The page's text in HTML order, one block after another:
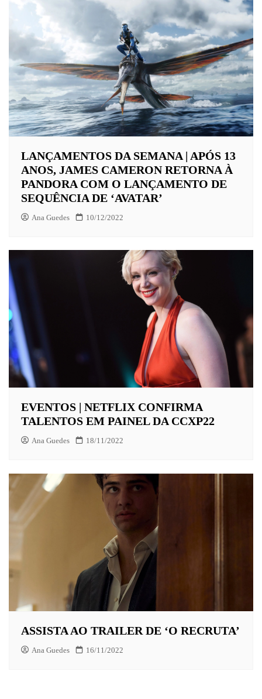
LANÇAMENTOS DA SEMANA | APÓS 13
ANOS, JAMES CAMERON RETORNA À
PANDORA COM O LANÇAMENTO DE
SEQUÊNCIA DE ‘AVATAR’
Ana Guedes 10/12/2022
EVENTOS | NETFLIX CONFIRMA
TALENTOS EM PAINEL DA CCXP22
Ana Guedes 18/11/2022
ASSISTA AO TRAILER DE ‘O RECRUTA’
Ana Guedes 16/11/2022